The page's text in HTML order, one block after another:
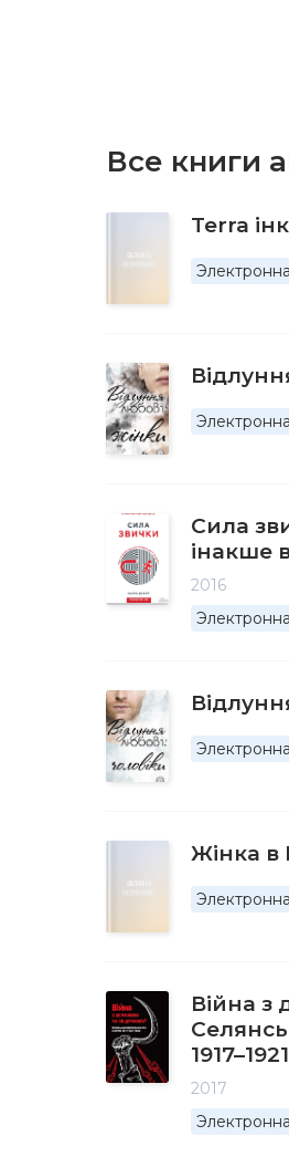
Все книги
Terra
Сила
інакше
2016
Жінка в
Війна з
2017